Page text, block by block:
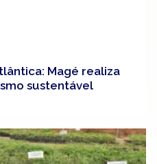
Magé realiza
sustentável